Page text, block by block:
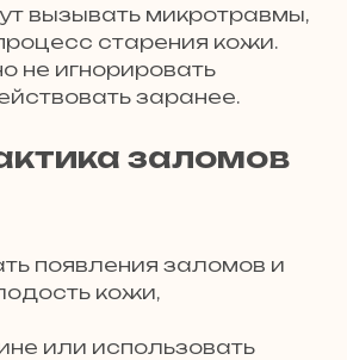
вызывать микротравмы,
старения кожи.
не игнорировать
заранее.
заломов
появления заломов и
кожи,
или использовать